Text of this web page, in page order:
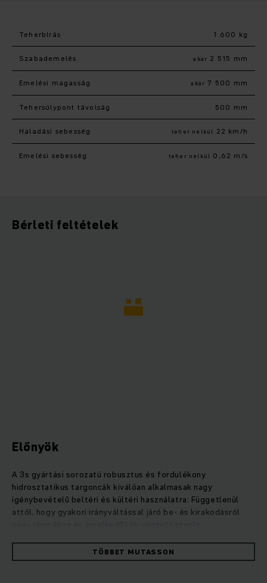
Teherbírás 1 600 kg
Szabademelés akár 2 515 mm
Emelési magasság akár 7 500 mm
Tehersúlypont távolság 500 mm
Haladási sebesség teher nélkül 22 km/h
Emelési sebesség teher nélkül 0,62 m/s
Bérleti feltételek
Előnyök
A 3s gyártási sorozatú robusztus és fordulékony
hidrosztatikus targoncák kiválóan alkalmasak nagy
igénybevételű beltéri és kültéri használatra: Függetlenül
attól, hogy gyakori irányváltással járó be- és kirakodásról
hajtástechnológia optimális energiahatékonyságot biztosít
maximális rakodási teljesítmény mellett. A hidraulika
TÖBBET MUTASSON